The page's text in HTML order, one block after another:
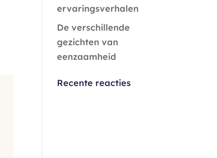
ervaringsverhalen
De verschillende
gezichten van
eenzaamheid
Recente reacties